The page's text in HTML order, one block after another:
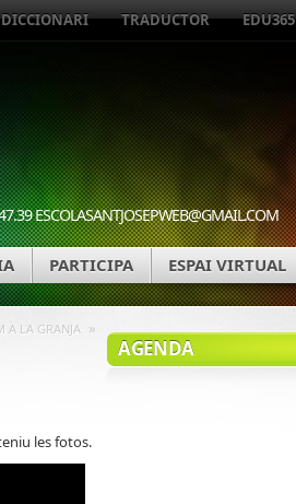
DICCIONARI TRADUCTOR EDU365
ESCOLASANTJOSEPWEB@GMAIL.COM
PARTICIPA ESPAI VIRTUAL
A LA GRANJA »
les fotos.
AGENDA